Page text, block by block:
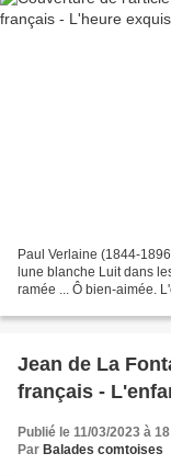
Paul Verlaine (1844-
lune blanche Luit dans
ramée ... Ô bien-aimée.
Jean de La
français -
Publié le 11/03/2023 à
Par Balades comtoises